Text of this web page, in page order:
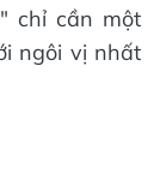
chỉ cần một
ngôi vị nhất